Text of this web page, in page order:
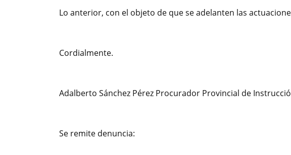
Lo anterior, con el objeto de que se adelanten las
Cordialmente.
Adalberto Sánchez Pérez Procurador Provincial de
Se remite denuncia: